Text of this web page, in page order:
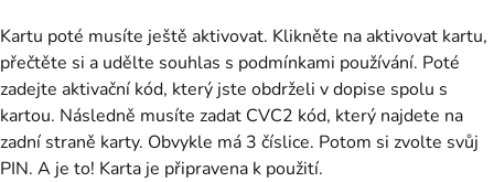
Kartu poté musíte ještě aktivovat. Klikněte na aktivovat kartu,
přečtěte si a udělte souhlas s podmínkami používání. Poté
zadejte aktivační kód, který jste obdrželi v dopise spolu s
kartou. Následně musíte zadat CVC2 kód, který najdete na
zadní straně karty. Obvykle má 3 číslice. Potom si zvolte svůj
PIN. A je to! Karta je připravena k použití.